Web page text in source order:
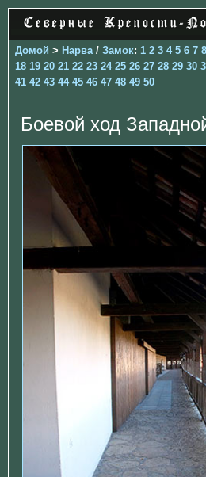
Домой > Нарва / Замок: 1 2 3 4 5 6 7 8
18 19 20 21 22 23 24 25 26 27 28 29 30
41 42 43 44 45 46 47 48 49 50
Боевой ход